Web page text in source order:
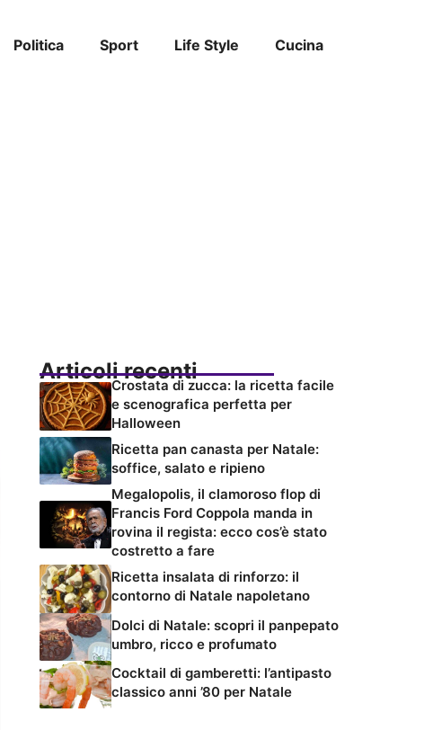
Politica Sport Life Style Cucina
Articoli recenti
Crostata di zucca: la ricetta facile
e scenografica perfetta per
Halloween
Ricetta pan canasta per Natale:
soffice, salato e ripieno
Megalopolis, il clamoroso flop di
Francis Ford Coppola manda in
rovina il regista: ecco cos’è stato
costretto a fare
Ricetta insalata di rinforzo: il
contorno di Natale napoletano
Dolci di Natale: scopri il panpepato
umbro, ricco e profumato
Cocktail di gamberetti: l’antipasto
classico anni ’80 per Natale